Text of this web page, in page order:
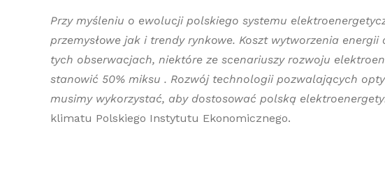
Przy myśleniu o ewolucji polskiego systemu
przemysłowe jak i trendy rynkowe. Koszt wytworzeniaenergii
tych obserwacjach, niektóre ze scenariuszy rozwoju
stanowić 50% miksu . Rozwój technologii pozwalających
musimy wykorzystać, aby dostosować polską
klimatu Polskiego Instytutu Ekonomicznego.